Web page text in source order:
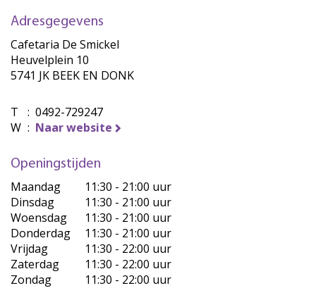
Adresgegevens
Cafetaria De Smickel
Heuvelplein 10
5741 JK BEEK EN DONK
T : 0492-729247
W : Naar website
Openingstijden
Maandag
11:30 - 21:00 uur
Dinsdag
11:30 - 21:00 uur
Woensdag
11:30 - 21:00 uur
Donderdag
11:30 - 21:00 uur
Vrijdag
11:30 - 22:00 uur
Zaterdag
11:30 - 22:00 uur
Zondag
11:30 - 22:00 uur